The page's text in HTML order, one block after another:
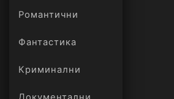
Романтични
Фантастика
Криминални